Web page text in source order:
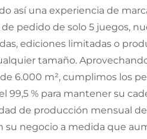
así una experiencia de
pedido de solo 5 juegos,
ediciones limitadas o
tamaño.
6.000 m², cumplimos los
99,5 % para mantener su
de producción mensual
su negocio a medida que